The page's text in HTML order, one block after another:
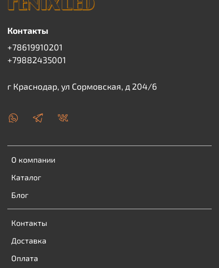
О компании
Каталог
Блог
Контакты
Доставка
Оплата
Контакты
+78619910201
+79882435001
г Краснодар, ул Сормовская, д 204/6